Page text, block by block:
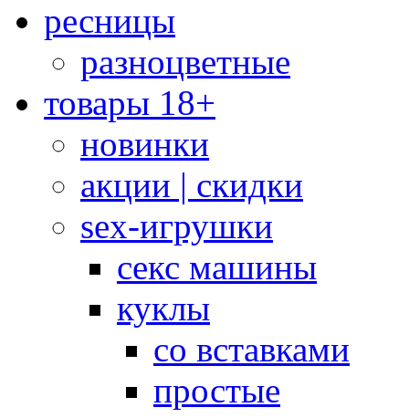
ресницы
разноцветные
товары 18+
новинки
акции | скидки
sex-игрушки
секс машины
куклы
со вставками
простые